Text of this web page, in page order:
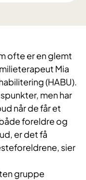
ofte er en glemt
Mia
(HABU).
men har
når de får et
foreldre og
er det få
sier
gruppe